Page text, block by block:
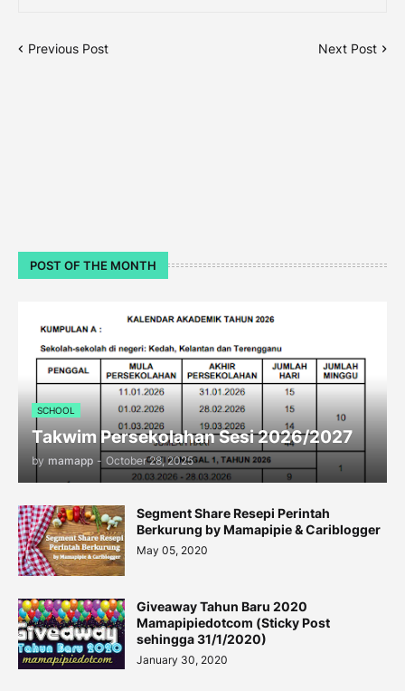
Previous Post Next Post
POST OF THE MONTH
SCHOOL
Takwim Persekolahan Sesi 2026/2027
by mamapp - October 28, 2025
Segment Share Resepi Perintah
Berkurung by Mamapipie & Cariblogger
May 05, 2020
Giveaway Tahun Baru 2020
Mamapipiedotcom (Sticky Post
sehingga 31/1/2020)
January 30, 2020